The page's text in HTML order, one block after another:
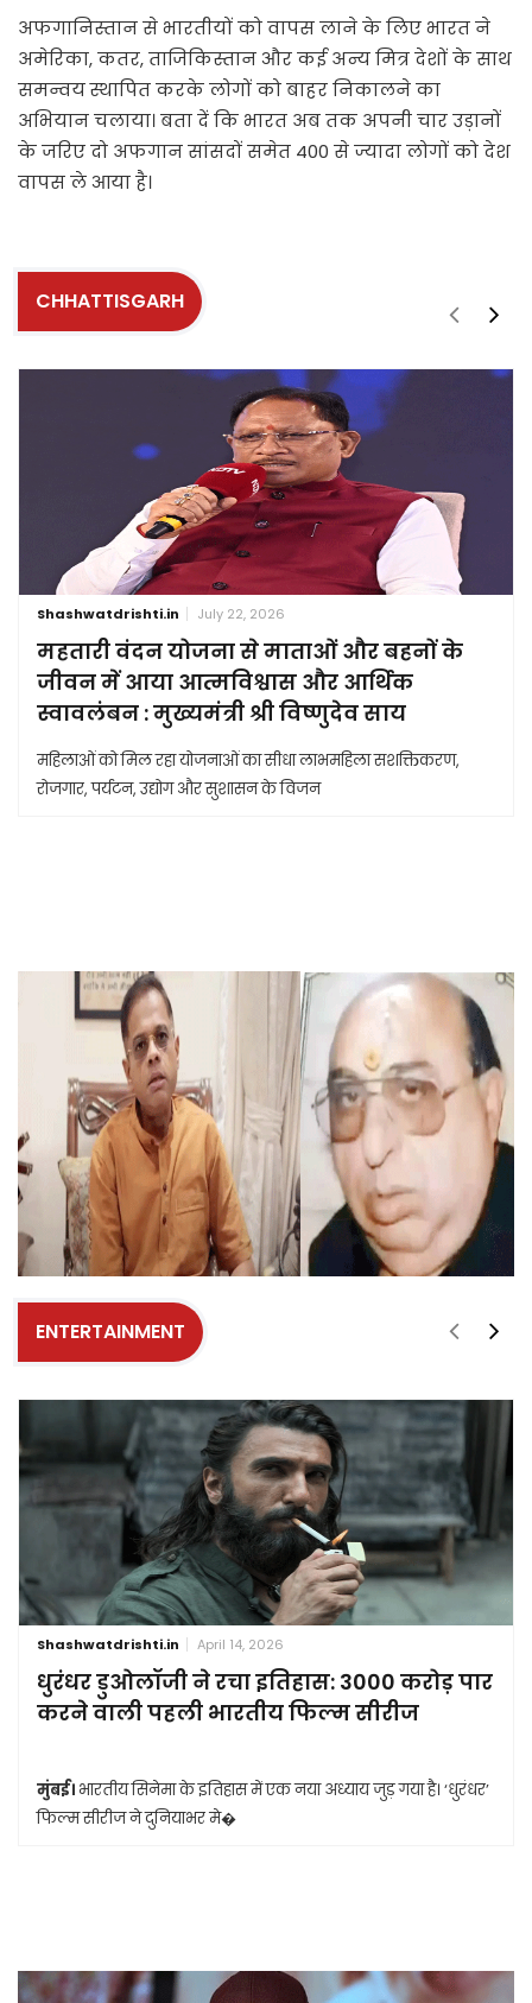
अफगानिस्तान से भारतीयों को वापस लाने के लिए भारत ने
अमेरिका, कतर, ताजिकिस्तान और कई अन्य मित्र देशों के साथ
समन्वय स्थापित करके लोगों को बाहर निकालने का
अभियान चलाया। बता दें कि भारत अब तक अपनी चार उड़ानों
के जरिए दो अफगान सांसदों समेत 400 से ज्यादा लोगों को देश
वापस ले आया है।
CHHATTISGARH
Shashwatdrishti.in July 22, 2026
महतारी वंदन योजना से माताओं और बहनों के
जीवन में आया आत्मविश्वास और आर्थिक
स्वावलंबन : मुख्यमंत्री श्री विष्णुदेव साय
महिलाओं को मिल रहा योजनाओं का सीधा लाभमहिला सशक्तिकरण,
रोजगार, पर्यटन, उद्योग और सुशासन के विजन
ENTERTAINMENT
Shashwatdrishti.in April 14, 2026
धुरंधर डुओलॉजी ने रचा इतिहास: 3000 करोड़ पार
करने वाली पहली भारतीय फिल्म सीरीज
मुंबई। भारतीय सिनेमा के इतिहास में एक नया अध्याय जुड़ गया है। ‘धुरंधर’
फिल्म सीरीज ने दुनियाभर मे�